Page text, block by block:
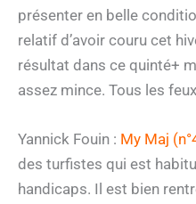
présenter en belle
relatif d’avoir couru cet
résultat dans ce quinté+
assez mince. Tous les
Yannick Fouin : My Maj
des turfistes qui est
handicaps. Il est bien